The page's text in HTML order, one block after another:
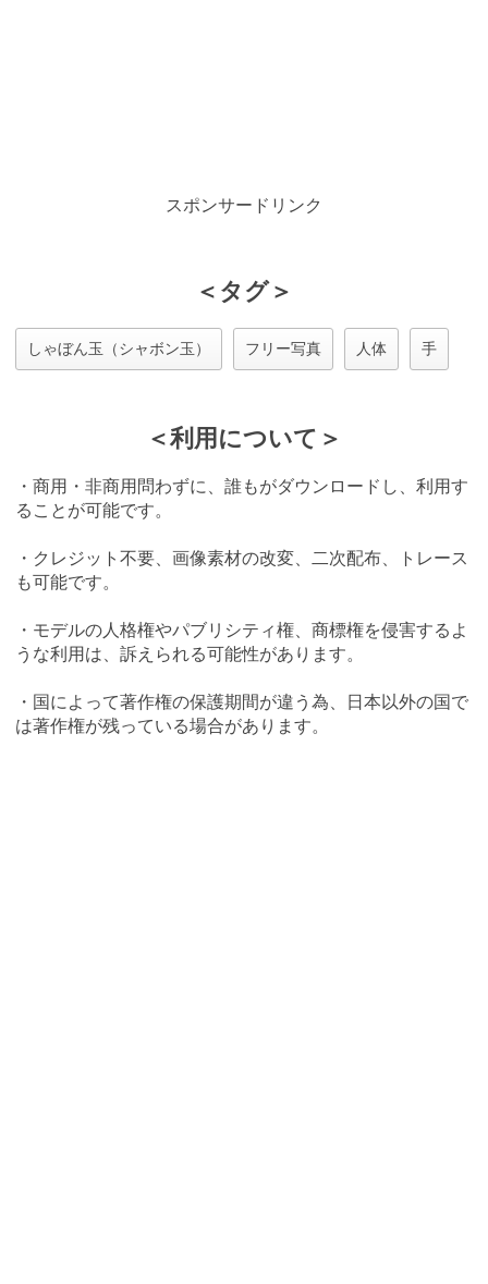
スポンサードリンク
＜タグ＞
しゃぼん玉（シャボン玉） フリー写真 人体 手
＜利用について＞
・商用・非商用問わずに、誰もがダウンロードし、利用す
ることが可能です。
・クレジット不要、画像素材の改変、二次配布、トレース
も可能です。
・モデルの人格権やパブリシティ権、商標権を侵害するよ
うな利用は、訴えられる可能性があります。
・国によって著作権の保護期間が違う為、日本以外の国で
は著作権が残っている場合があります。